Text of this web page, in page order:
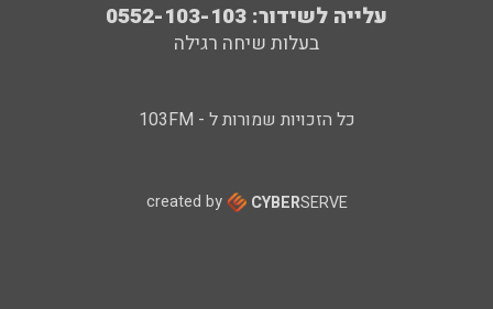
עלייה לשידור: 0552-103-103
בעלות שיחה רגילה
כל הזכויות שמורות ל - 103FM
created by CYBERSERVE